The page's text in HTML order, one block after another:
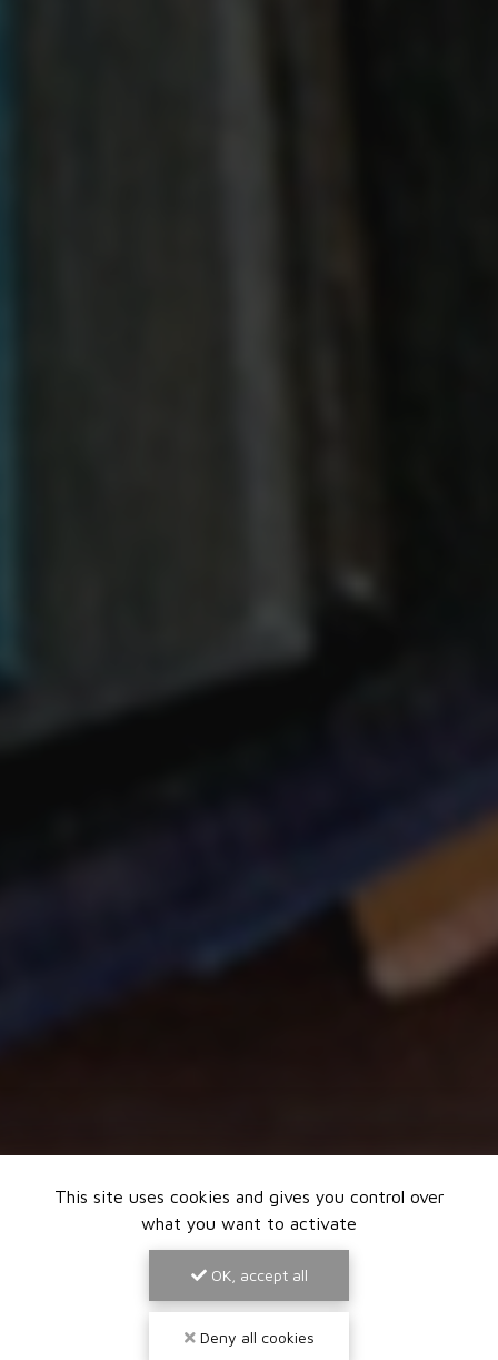
This site uses cookies and gives you control over
what you want to activate
OK, accept all
Deny all cookies